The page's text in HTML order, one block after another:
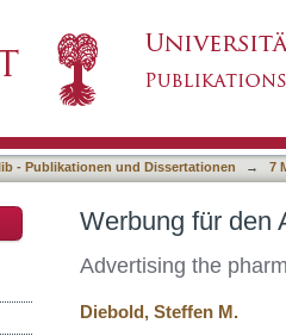
- Publikationen und Dissertationen → 7
Werbung für den
Advertising the
Diebold, Steffen M.